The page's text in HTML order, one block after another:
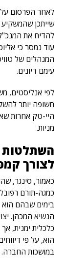
לאחר הפרסום על
שייתכן
עוד נמסר כי
המנהלים של
עימם דיונים.
לפי אנליסטים,
חשופה יותר
היי-טק אחרות
מניות.
השתלטות
לצורך
כאמור, סינגר,
כמגה-תורם
בימים שבהם
הנשיא המכהן.
כלכלית ימנית,
הוא, על פי
במושכות החברה.